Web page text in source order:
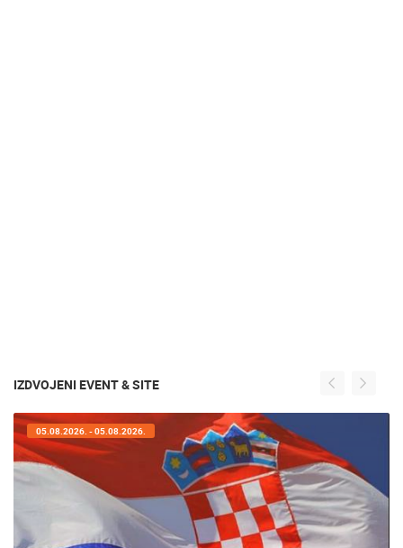
IZDVOJENI EVENT & SITE
05.08.2026. - 05.08.2026.